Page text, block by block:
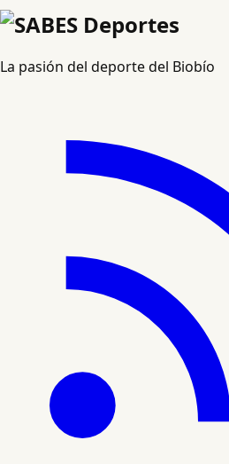
La pasión del deporte del Biobío